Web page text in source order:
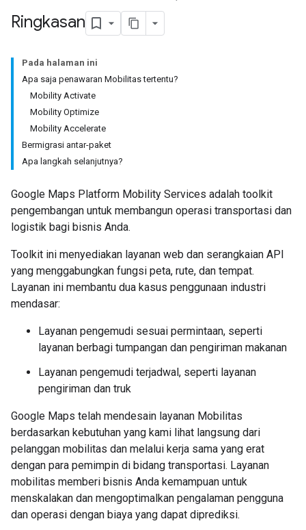
Ringkasan
Pada halaman ini
Apa saja penawaran Mobilitas tertentu?
Mobility Activate
Mobility Optimize
Mobility Accelerate
Bermigrasi antar-paket
Apa langkah selanjutnya?
Google Maps Platform Mobility Services adalah toolkit
pengembangan untuk membangun operasi transportasi dan
logistik bagi bisnis Anda.
Toolkit ini menyediakan layanan web dan serangkaian API
yang menggabungkan fungsi peta, rute, dan tempat.
Layanan ini membantu dua kasus penggunaan industri
mendasar:
Layanan pengemudi sesuai permintaan, seperti
layanan berbagi tumpangan dan pengiriman makanan
Layanan pengemudi terjadwal, seperti layanan
pengiriman dan truk
Google Maps telah mendesain layanan Mobilitas
berdasarkan kebutuhan yang kami lihat langsung dari
pelanggan mobilitas dan melalui kerja sama yang erat
dengan para pemimpin di bidang transportasi. Layanan
mobilitas memberi bisnis Anda kemampuan untuk
menskalakan dan mengoptimalkan pengalaman pengguna
dan operasi dengan biaya yang dapat diprediksi.